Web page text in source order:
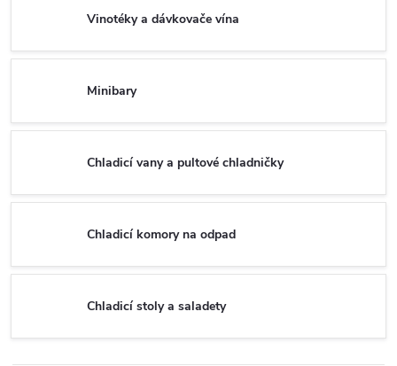
Vinotéky a dávkovače vína
Minibary
Chladicí vany a pultové chladničky
Chladicí komory na odpad
Chladicí stoly a saladety